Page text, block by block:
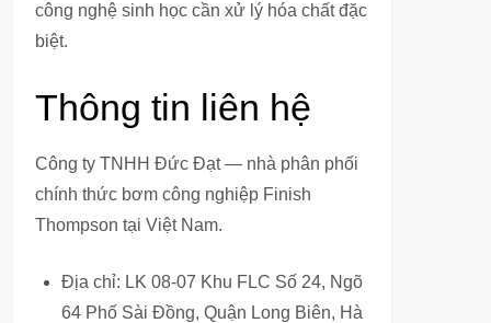
công nghệ sinh học cần xử lý hóa chất đặc
biệt.
Thông tin liên hệ
Công ty TNHH Đức Đạt — nhà phân phối
chính thức bơm công nghiệp Finish
Thompson tại Việt Nam.
Địa chỉ: LK 08-07 Khu FLC Số 24, Ngõ
64 Phố Sài Đồng, Quận Long Biên, Hà